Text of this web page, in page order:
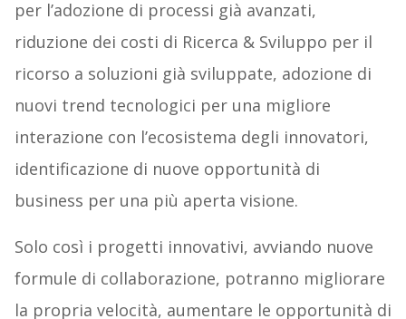
per l’adozione di processi già avanzati,
riduzione dei costi di Ricerca & Sviluppo per il
ricorso a soluzioni già sviluppate, adozione di
nuovi trend tecnologici per una migliore
interazione con l’ecosistema degli innovatori,
identificazione di nuove opportunità di
business per una più aperta visione.
Solo così i progetti innovativi, avviando nuove
formule di collaborazione, potranno migliorare
la propria velocità, aumentare le opportunità di